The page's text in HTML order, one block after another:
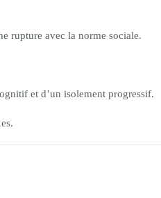
rupture avec la norme sociale.
et d’un isolement progressif.